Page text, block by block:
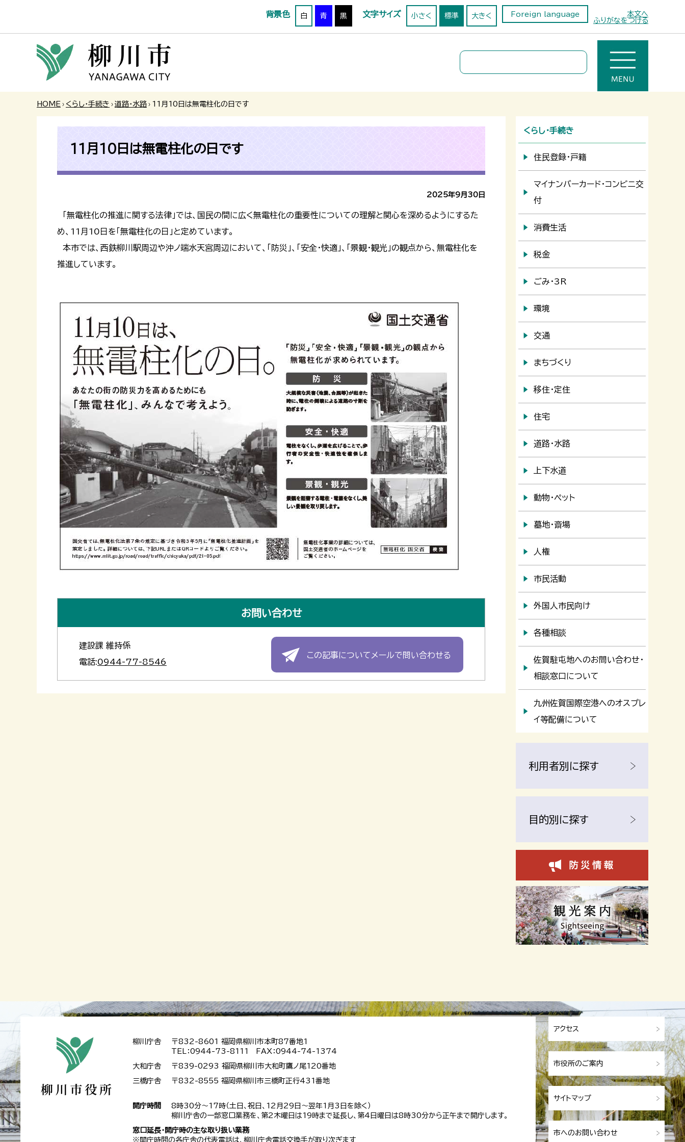
本文へ
背景色 白 青 黒 文字サイズ 小さく 標準 大きく
Foreign language
ふりがなをつける
HOME › くらし・手続き › 道路・水路 › 11月10日は無電柱化の日です
11月10日は無電柱化の日です
2025年9月30日
「無電柱化の推進に関する法律」では、国民の間に広く無電柱化の重要性についての理解と関心を深めるようにするた
め、11月10日を「無電柱化の日」と定めています。
本市では、西鉄柳川駅周辺や沖ノ端水天宮周辺において、「防災」、「安全・快適」、「景観・観光」の観点から、無電柱化を
推進しています。
お問い合わせ
建設課 維持係
電話:0944-77-8546
この記事についてメールで問い合わせる
くらし・手続き
住民登録・戸籍
マイナンバーカード・コンビニ交
付
消費生活
税金
ごみ・3R
環境
交通
まちづくり
移住・定住
住宅
道路・水路
上下水道
動物・ペット
墓地・斎場
人権
市民活動
外国人市民向け
各種相談
佐賀駐屯地へのお問い合わせ・
相談窓口について
九州佐賀国際空港へのオスプレ
イ等配備について
利用者別に探す
目的別に探す
柳川庁舎
〒832-8601 福岡県柳川市本町87番地1
TEL：0944-73-8111 FAX：0944-74-1374
大和庁舎 〒839-0293 福岡県柳川市大和町鷹ノ尾120番地
三橋庁舎 〒832-8555 福岡県柳川市三橋町正行431番地
開庁時間
8時30分～17時（土日、祝日、12月29日～翌年1月3日を除く）
柳川庁舎の一部窓口業務を、第2木曜日は19時まで延長し、第4日曜日は8時30分から正午まで開庁します。
窓口延長・開庁時の主な取り扱い業務
※開庁時間の各庁舎の代表電話は、柳川庁舎電話交換手が取り次ぎます
アクセス
市役所のご案内
サイトマップ
市へのお問い合わせ